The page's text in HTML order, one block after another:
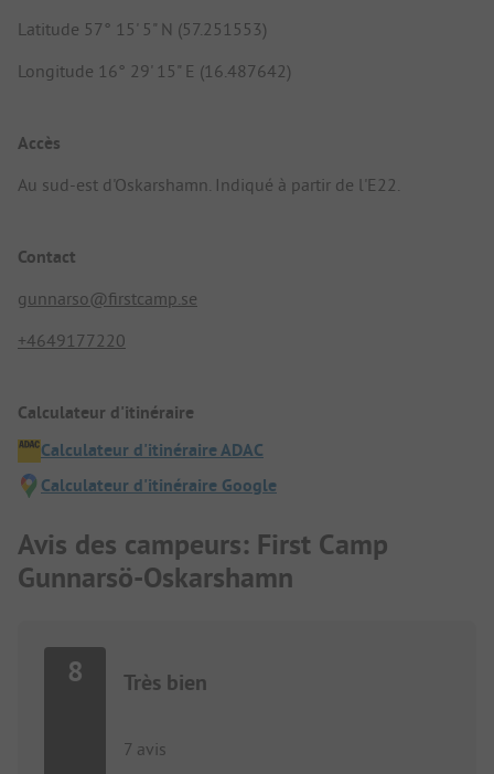
Latitude 57° 15' 5" N (57.251553)
Longitude 16° 29' 15" E (16.487642)
Accès
Au sud-est d'Oskarshamn. Indiqué à partir de l'E22.
Contact
gunnarso@firstcamp.se
+4649177220
Calculateur d'itinéraire
Calculateur d'itinéraire ADAC
Calculateur d'itinéraire Google
Avis des campeurs: First Camp
Gunnarsö-Oskarshamn
8 Très bien
7 avis